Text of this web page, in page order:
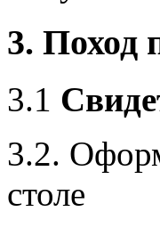
3. Поход
3.1
3.2.
столе